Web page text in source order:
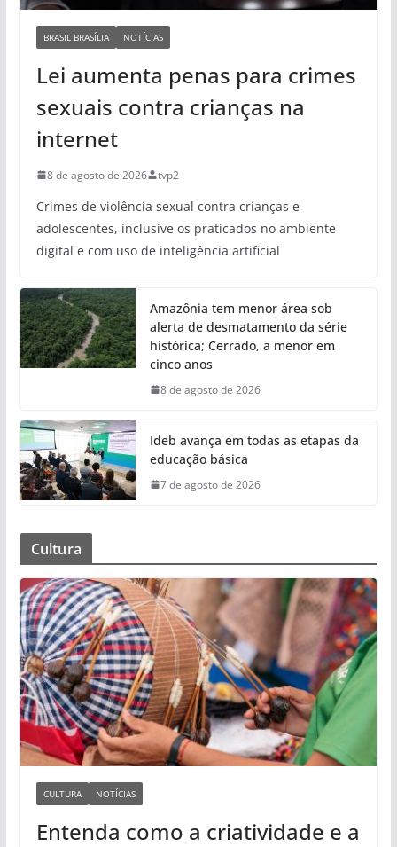
BRASIL BRASÍLIA NOTÍCIAS
Lei aumenta penas para crimes
sexuais contra crianças na
internet
8 de agosto de 2026 tvp2
Crimes de violência sexual contra crianças e
adolescentes, inclusive os praticados no ambiente
digital e com uso de inteligência artificial
Amazônia tem menor área sob
alerta de desmatamento da série
histórica; Cerrado, a menor em
cinco anos
8 de agosto de 2026
Ideb avança em todas as etapas da
educação básica
7 de agosto de 2026
Cultura
CULTURA NOTÍCIAS
Entenda como a criatividade e a